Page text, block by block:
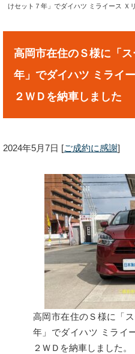
けセット７年」でダイハツ ミライース
高岡市在住のＳ様に「
年」でダイハツ ミライ
２ＷＤを納車しました
2024年5月7日 [ご成約に感謝]
高岡市在住のＳ様に「
年」でダイハツ ミライ
２ＷＤを納車しました。